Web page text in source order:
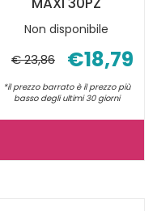
Non disponibile
€ 23,86 €18,79
*il prezzo barrato è il prezzo più
basso degli ultimi 30 giorni